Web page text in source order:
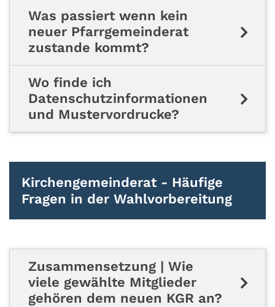
Was passiert wenn kein
neuer Pfarrgemeinderat
zustande kommt?
Wo finde ich
Datenschutzinformationen
und Mustervordrucke?
Kirchengemeinderat - Häufige
Fragen in der Wahlvorbereitung
Zusammensetzung | Wie
viele gewählte Mitglieder
gehören dem neuen KGR an?